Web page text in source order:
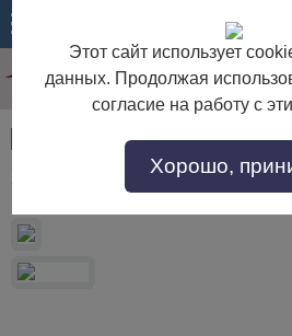
34824
Шкаф для одежды 4д «Паола
Этот сайт использует
данных. Продолжая
согласие на работу с
Хорошо,